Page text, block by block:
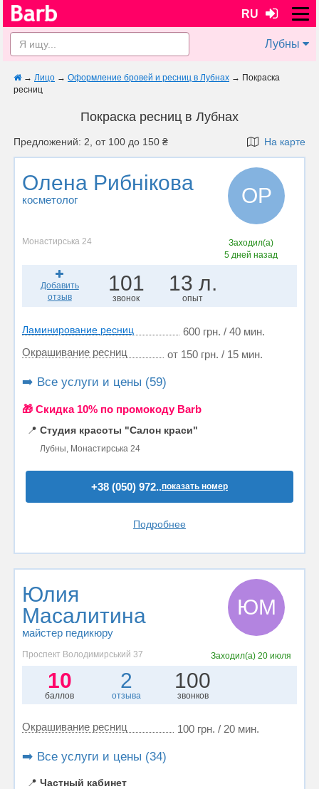
RU
Лубны
→ Лицо → Оформление бровей и ресниц в Лубнах → Покраска
ресниц
Покраска ресниц в Лубнах
Предложений: 2, от 100 до 150 ₴ На карте
Олена Рибнікова
косметолог ОР
Монастирська 24
Заходил(а)
5 дней назад
Добавить
отзыв
101
звонок
13 л.
опыт
Ламинирование ресниц
600 грн. / 40 мин.
Окрашивание ресниц
от 150 грн. / 15 мин.
➡️ Все услуги и цены (59)
🎁 Cкидка 10% по промокоду Barb
📍 Студия красоты "Салон краси"
Лубны, Монастирська 24
+38 (050) 972..показать номер
Подробнее
Юлия
Масалитина
майстер педикюру
ЮМ
Проспект Володимирський 37 Заходил(а)20 июля
10
баллов
2
отзыва
100
звонков
Окрашивание ресниц 100 грн. / 20 мин.
➡️ Все услуги и цены (34)
📍 Частный кабинет